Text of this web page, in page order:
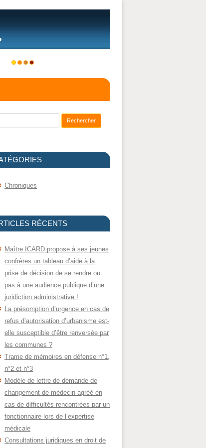
Chroniques
RÉCENTS
Maître ICARD propose à ses jeunes
confrères un tableau d’aide à la
prise de décision de se rendre ou
pas à une audience publique d’une
juridiction administrative !
La présomption d’urgence en cas de
refus d’autorisation d’urbanisme est-
elle susceptible d’être renversée par
les communes ?
Trame de mémoires en défense n°1,
n°2 et n°3
Modèle de lettre de demande de
changement de médecin agréé en
cas de difficultés rencontrées par un
fonctionnaire lors de l’expertise
médicale
Consultations juridiques en droit de